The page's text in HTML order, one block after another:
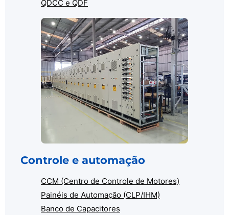
QDCC e QDF
Controle e automação
CCM (Centro de Controle de Motores)
Painéis de Automação (CLP/IHM)
Banco de Capacitores